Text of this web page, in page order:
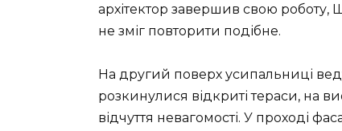
архітектор завершив свою
не зміг повторити подібне.
На другий поверх усипальниці
розкинулися відкриті тераси, на
відчуття невагомості. У проході